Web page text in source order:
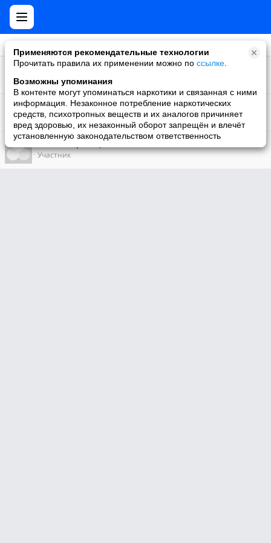
Применяются рекомендательные технологии
Прочитать правила их применении можно по ссылке
Возможны упоминания
В контенте могут упоминаться наркотики и связанная с ними
информация. Незаконное потребление наркотических
средств, психотропных веществ и их аналогов причиняет
вред здоровью, их незаконный оборот запрещён и влечёт
установленную законодательством ответственность
ВИЗАЖ!
Участник
Латвия
Участник
те кто за границей
Участник